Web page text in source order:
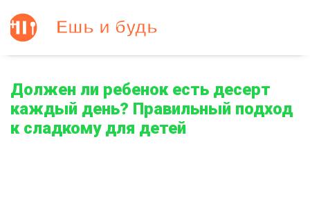
Должен ли ребенок есть десерт
каждый день? Правильный подход
к сладкому для детей